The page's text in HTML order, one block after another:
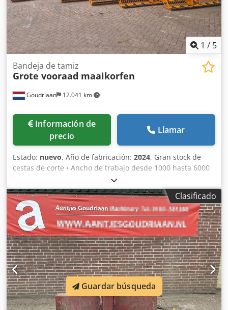
1 / 5
Goudriaan 12.041 km
Bandeja de tamiz
Grote vooraad maaikorfen
Información de
precio
Llamar
Estado: nuevo, Año de fabricación: 2024, Gran stock de
cestas de corte • Ancho de trabajo desde 1000 hasta 6000
mm • Cualquier tipo de acoplamiento deseado •
Completamente configurable según sus necesidades •
¡Entrega rápida! Estado: Nuevo Dsdpfx Aox I Dy Djhmokr
Año de fabricación: 2024
Clasificado
Guardar búsqueda